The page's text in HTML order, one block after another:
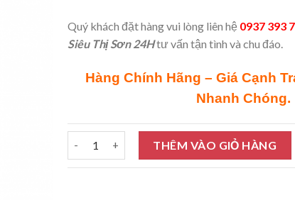
Quý khách đặt hàng vui lòng liên hệ 0937 393
Siêu Thị Sơn 24Htư vấn tận tình và chu đáo.
Hàng Chính Hãng – Giá Cạnh
Nhanh Chóng.
Sơn lót kháng kiềm Toa Nanoclean Sealer 18L
THÊM VÀO GIỎ HÀNG